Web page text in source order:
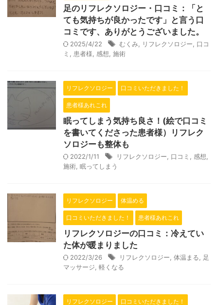
足のリフレクソロジー・口コミ：「と
ても気持ちが良かったです」と言う口
コミです、ありがとうございました。
2025/4/22 むくみ リフレクソロジー
口コ
ミ
患者様 感想 施術
リフレクソロジー 口コミいただきました！
患者様あれこれ
眠ってしまう気持ち良さ！(絵で口コミ
を書いてくださった患者様）リフレク
ソロジーも整体も
2022/1/11 リフレクソロジー 口コミ 感想
施術 眠ってしまう
リフレクソロジー 体温める
口コミいただきました！ 患者様あれこれ
リフレクソロジーの口コミ：冷えてい
た体が暖まりました
2022/3/26 リフレクソロジー 体温まる
足
マッサージ 軽くなる
リフレクソロジー 口コミいただきました！